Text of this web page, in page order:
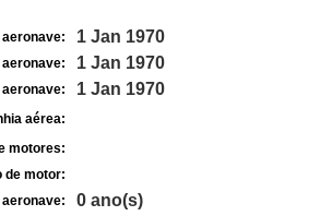
1 Jan 1970
aeronave: 1 Jan 1970
1 Jan 1970
aérea:
motores:
de motor:
aeronave:
0 ano(s)